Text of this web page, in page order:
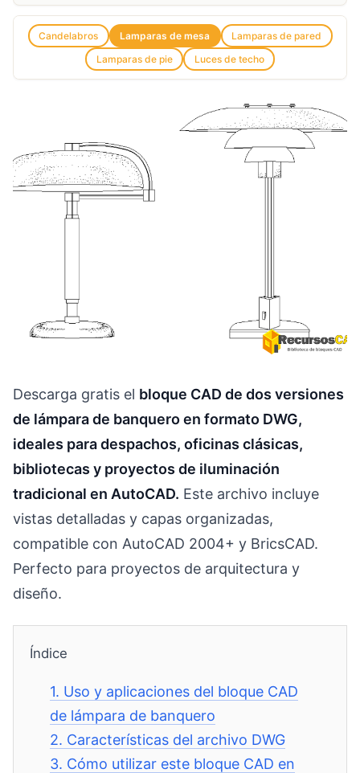
Candelabros Lamparas de mesa
Lamparas de pared
Lamparas de pie
Luces de techo
Descarga gratis el bloque CAD de dos versiones
de lámpara de banquero en formato DWG,
ideales para despachos, oficinas clásicas,
bibliotecas y proyectos de iluminación
tradicional en AutoCAD. Este archivo incluye
vistas detalladas y capas organizadas,
compatible con AutoCAD 2004+ y BricsCAD.
Perfecto para proyectos de arquitectura y
diseño.
Índice
1. Uso y aplicaciones del bloque CAD
de lámpara de banquero
2. Características del archivo DWG
3. Cómo utilizar este bloque CAD en